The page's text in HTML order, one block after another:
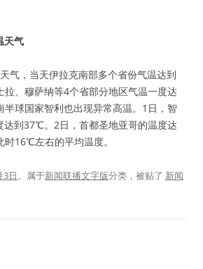
天气
气，当天伊拉克南部多个省份气温达到
、穆萨纳等4个省部分地区气温一度达
球国家智利也出现异常高温。1日，智
达到37℃。2日，首都圣地亚哥的温度达
16℃左右的平均温度。
3日。属于新闻联播文字版分类，被贴了 新闻